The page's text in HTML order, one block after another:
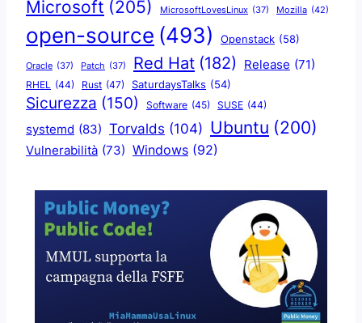
Microsoft (205) MicrosoftLovesLinux (37) Mozilla (42)
open-source (493) Openstack (58)
Oracle (37) Patch (37) Red Hat (182) Release (71)
RHEL (44) Rust (47) SaturdaysTalks (54)
Sicurezza (150) Software (45) SUSE (44)
systemd (83) Torvalds (104) Ubuntu (200)
Vulnerabilità (73) Windows (92)